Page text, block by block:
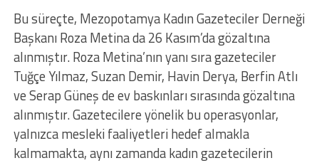
Bu süreçte, Mezopotamya Kadın Gazeteciler Derneği
Başkanı Roza Metina da 26 Kasım’da gözaltına
alınmıştır. Roza Metina’nın yanı sıra gazeteciler
Tuğçe Yılmaz, Suzan Demir, Havin Derya, Berfin Atlı
ve Serap Güneş de ev baskınları sırasında gözaltına
alınmıştır. Gazetecilere yönelik bu operasyonlar,
yalnızca mesleki faaliyetleri hedef almakla
kalmamakta, aynı zamanda kadın gazetecilerin